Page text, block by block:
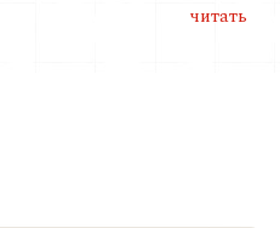
читать